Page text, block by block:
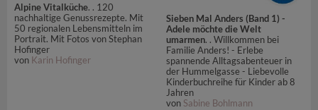
Alpine Vitalküche. . 120
nachhaltige Genussrezepte. Mit
50 regionalen Lebensmitteln im
Portrait. Mit Fotos von Stephan
Hofinger
von Karin Hofinger
Sieben Mal Anders (Band 1) -
Adele möchte die Welt
umarmen. . Willkommen bei
Familie Anders! - Erlebe
spannende Alltagsabenteuer in
der Hummelgasse - Liebevolle
Kinderbuchreihe für Kinder ab 8
Jahren
von Sabine Bohlmann